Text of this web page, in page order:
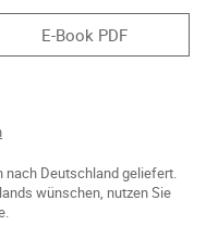
E-Book PDF
Deutschland geliefert.
wünschen, nutzen Sie